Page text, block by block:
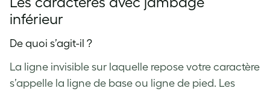
inférieur
De quoi s’agit-il ?
La ligne invisible sur laquelle repose votre caractère
s’appelle la ligne de base ou ligne de pied. Les